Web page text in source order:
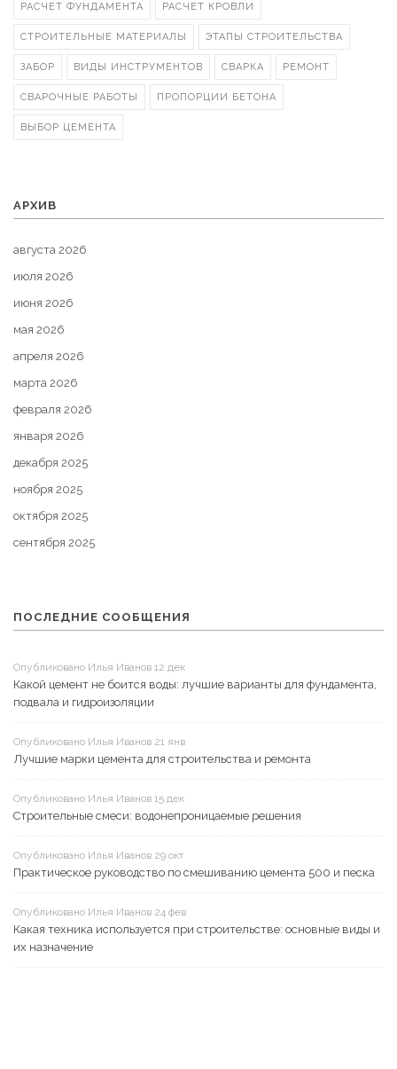
РАСЧЕТ ФУНДАМЕНТА РАСЧЕТ КРОВЛИ
СТРОИТЕЛЬНЫЕ МАТЕРИАЛЫ ЭТАПЫ СТРОИТЕЛЬСТВА
ЗАБОР ВИДЫ ИНСТРУМЕНТОВ СВАРКА РЕМОНТ
СВАРОЧНЫЕ РАБОТЫ ПРОПОРЦИИ БЕТОНА
ВЫБОР ЦЕМЕНТА
АРХИВ
августа 2026
июля 2026
июня 2026
мая 2026
апреля 2026
марта 2026
февраля 2026
января 2026
декабря 2025
ноября 2025
октября 2025
сентября 2025
ПОСЛЕДНИЕ СООБЩЕНИЯ
Опубликовано Илья Иванов 12 дек
Какой цемент не боится воды: лучшие варианты для фундамента,
подвала и гидроизоляции
Опубликовано Илья Иванов 21 янв
Лучшие марки цемента для строительства и ремонта
Опубликовано Илья Иванов 15 дек
Строительные смеси: водонепроницаемые решения
Опубликовано Илья Иванов 29 окт
Практическое руководство по смешиванию цемента 500 и песка
Опубликовано Илья Иванов 24 фев
Какая техника используется при строительстве: основные виды и
их назначение